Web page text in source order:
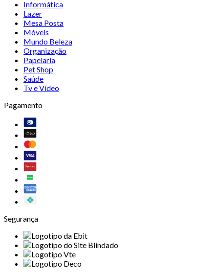
Informática
Lazer
Mesa Posta
Móveis
Mundo Beleza
Organização
Papelaria
Pet Shop
Saúde
Tv e Vídeo
Pagamento
Segurança